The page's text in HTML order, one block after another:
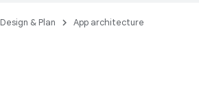
Design & Plan App architecture